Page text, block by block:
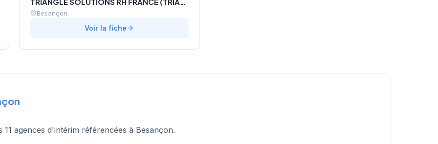
Besançon
Voir la fiche
agences d'intérim référencées à Besançon.